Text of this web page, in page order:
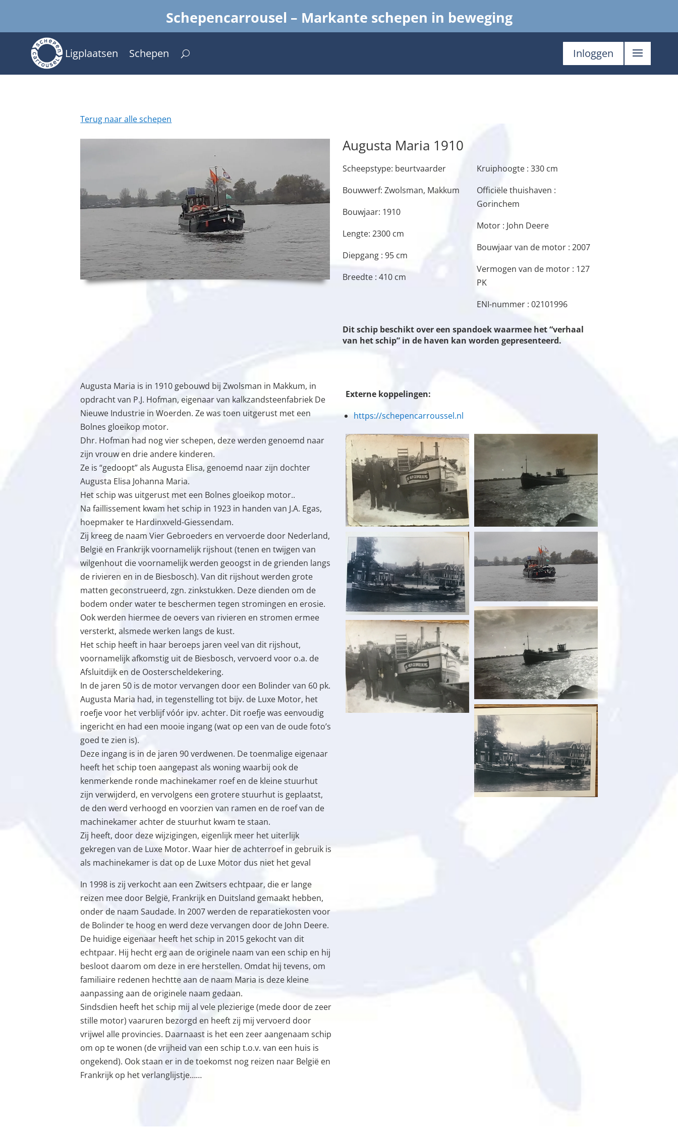
Schepencarrousel – Markante schepen in beweging
Ligplaatsen Schepen Inloggen
Terug naar alle schepen
Augusta Maria 1910
Scheepstype: beurtvaarder
Bouwwerf: Zwolsman, Makkum
Bouwjaar: 1910
Lengte: 2300 cm
Diepgang : 95 cm
Breedte : 410 cm
Kruiphoogte : 330 cm
Officiële thuishaven :
Gorinchem
Motor : John Deere
Bouwjaar van de motor : 2007
Vermogen van de motor : 127
PK
ENI-nummer : 02101996
Dit schip beschikt over een spandoek waarmee het “verhaal
van het schip” in de haven kan worden gepresenteerd.
Augusta Maria is in 1910 gebouwd bij Zwolsman in Makkum, in
opdracht van P.J. Hofman, eigenaar van kalkzandsteenfabriek De
Nieuwe Industrie in Woerden. Ze was toen uitgerust met een
Bolnes gloeikop motor.
Dhr. Hofman had nog vier schepen, deze werden genoemd naar
zijn vrouw en drie andere kinderen.
Ze is “gedoopt” als Augusta Elisa, genoemd naar zijn dochter
Augusta Elisa Johanna Maria.
Het schip was uitgerust met een Bolnes gloeikop motor..
Na faillissement kwam het schip in 1923 in handen van J.A. Egas,
hoepmaker te Hardinxveld-Giessendam.
Zij kreeg de naam Vier Gebroeders en vervoerde door Nederland,
België en Frankrijk voornamelijk rijshout (tenen en twijgen van
wilgenhout die voornamelijk werden geoogst in de grienden langs
de rivieren en in de Biesbosch). Van dit rijshout werden grote
matten geconstrueerd, zgn. zinkstukken. Deze dienden om de
bodem onder water te beschermen tegen stromingen en erosie.
Ook werden hiermee de oevers van rivieren en stromen ermee
versterkt, alsmede werken langs de kust.
Het schip heeft in haar beroeps jaren veel van dit rijshout,
voornamelijk afkomstig uit de Biesbosch, vervoerd voor o.a. de
Afsluitdijk en de Oosterscheldekering.
In de jaren 50 is de motor vervangen door een Bolinder van 60 pk.
Augusta Maria had, in tegenstelling tot bijv. de Luxe Motor, het
roefje voor het verblijf vóór ipv. achter. Dit roefje was eenvoudig
ingericht en had een mooie ingang (wat op een van de oude foto’s
goed te zien is).
Deze ingang is in de jaren 90 verdwenen. De toenmalige eigenaar
heeft het schip toen aangepast als woning waarbij ook de
kenmerkende ronde machinekamer roef en de kleine stuurhut
zijn verwijderd, en vervolgens een grotere stuurhut is geplaatst,
de den werd verhoogd en voorzien van ramen en de roef van de
machinekamer achter de stuurhut kwam te staan.
Zij heeft, door deze wijzigingen, eigenlijk meer het uiterlijk
gekregen van de Luxe Motor. Waar hier de achterroef in gebruik is
als machinekamer is dat op de Luxe Motor dus niet het geval
In 1998 is zij verkocht aan een Zwitsers echtpaar, die er lange
reizen mee door België, Frankrijk en Duitsland gemaakt hebben,
onder de naam Saudade. In 2007 werden de reparatiekosten voor
de Bolinder te hoog en werd deze vervangen door de John Deere.
De huidige eigenaar heeft het schip in 2015 gekocht van dit
echtpaar. Hij hecht erg aan de originele naam van een schip en hij
besloot daarom om deze in ere herstellen. Omdat hij tevens, om
familiaire redenen hechtte aan de naam Maria is deze kleine
aanpassing aan de originele naam gedaan.
Sindsdien heeft het schip mij al vele plezierige (mede door de zeer
stille motor) vaaruren bezorgd en heeft zij mij vervoerd door
vrijwel alle provincies. Daarnaast is het een zeer aangenaam schip
om op te wonen (de vrijheid van een schip t.o.v. van een huis is
ongekend). Ook staan er in de toekomst nog reizen naar België en
Frankrijk op het verlanglijstje……
Externe koppelingen:
https://schepencarroussel.nl